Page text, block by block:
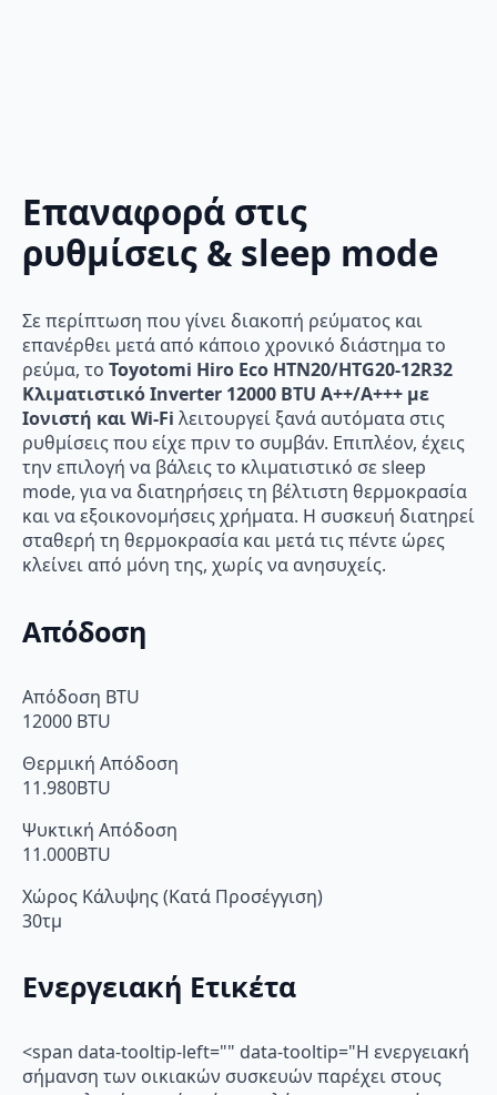
Επαναφορά στις
ρυθμίσεις & sleep mode
Σε περίπτωση που γίνει διακοπή ρεύματος και
επανέρθει μετά από κάποιο χρονικό διάστημα το
ρεύμα, το Toyotomi Hiro Eco HTN20/HTG20-12R32
Κλιματιστικό Inverter 12000 BTU A++/A+++ με
Ιονιστή και Wi-Fi λειτουργεί ξανά αυτόματα στις
ρυθμίσεις που είχε πριν το συμβάν. Επιπλέον, έχεις
την επιλογή να βάλεις το κλιματιστικό σε sleep
mode, για να διατηρήσεις τη βέλτιστη θερμοκρασία
και να εξοικονομήσεις χρήματα. Η συσκευή διατηρεί
σταθερή τη θερμοκρασία και μετά τις πέντε ώρες
κλείνει από μόνη της, χωρίς να ανησυχείς.
Απόδοση
Απόδοση BTU
12000 BTU
Θερμική Απόδοση
11.980BTU
Ψυκτική Απόδοση
11.000BTU
Χώρος Κάλυψης (Κατά Προσέγγιση)
30τμ
Ενεργειακή Ετικέτα
<span data-tooltip-left="" data-tooltip="Η ενεργειακή
σήμανση των οικιακών συσκευών παρέχει στους